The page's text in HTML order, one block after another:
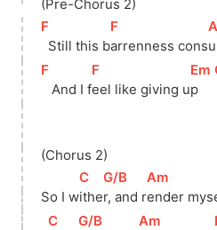
(Pre-Chorus 2)
[F
  Still this b
[F
arrenness cons
[
[F
   And I f
[F
eel like giving u
[Em
p
(Chorus 2)
So I w
[
C
ithe
[
G/B
r, and r
[
Am
ender
[
C [
G/B [
Am